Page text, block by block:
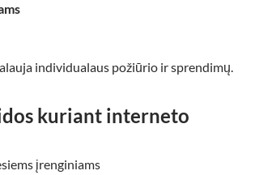
individualaus požiūrio ir sprendimų.
kuriant interneto
įrenginiams